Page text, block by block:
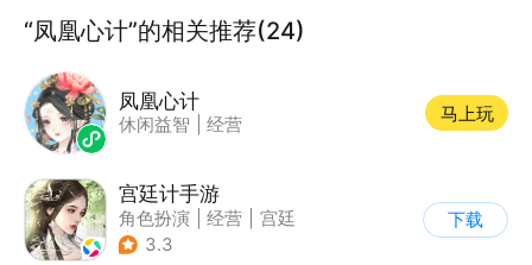
“凤凰心计”的相关推荐(24)
凤凰心计
休闲益智 经营
马上玩
宫廷计手游
角色扮演 经营
宫廷
| 宫廷计
3.3
下载